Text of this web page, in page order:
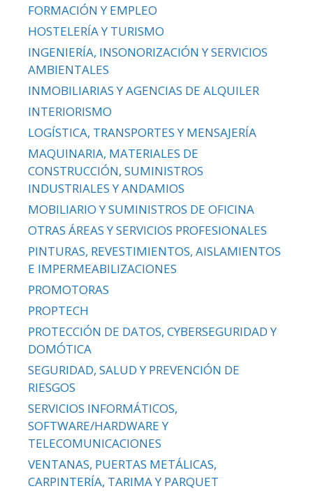
FORMACIÓN Y EMPLEO
HOSTELERÍA Y TURISMO
INGENIERÍA, INSONORIZACIÓN Y SERVICIOS
AMBIENTALES
INMOBILIARIAS Y AGENCIAS DE ALQUILER
INTERIORISMO
LOGÍSTICA, TRANSPORTES Y MENSAJERÍA
MAQUINARIA, MATERIALES DE
CONSTRUCCIÓN, SUMINISTROS
INDUSTRIALES Y ANDAMIOS
MOBILIARIO Y SUMINISTROS DE OFICINA
OTRAS ÁREAS Y SERVICIOS PROFESIONALES
PINTURAS, REVESTIMIENTOS, AISLAMIENTOS
E IMPERMEABILIZACIONES
PROMOTORAS
PROPTECH
PROTECCIÓN DE DATOS, CYBERSEGURIDAD Y
DOMÓTICA
SEGURIDAD, SALUD Y PREVENCIÓN DE
RIESGOS
SERVICIOS INFORMÁTICOS,
SOFTWARE/HARDWARE Y
TELECOMUNICACIONES
VENTANAS, PUERTAS METÁLICAS,
CARPINTERÍA, TARIMA Y PARQUET